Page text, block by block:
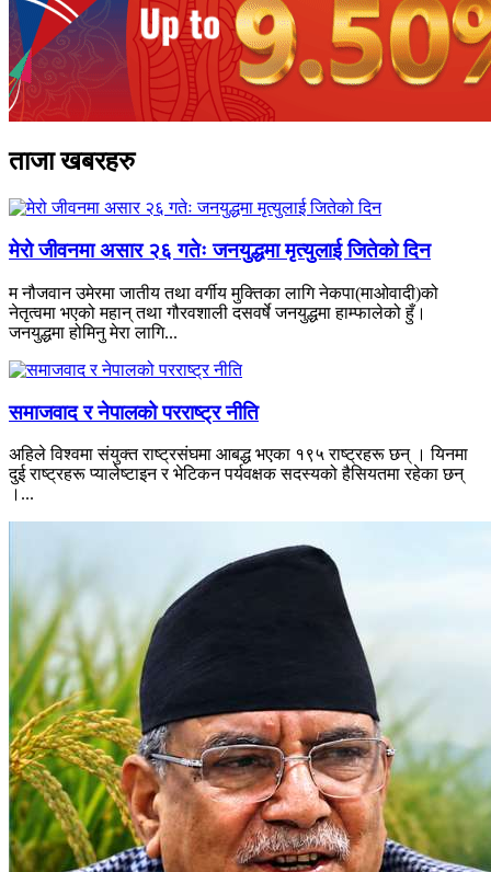
ताजा खबरहरु
मेरो जीवनमा असार २६ गतेः जनयुद्धमा मृत्युलाई जितेको दिन
म नौजवान उमेरमा जातीय तथा वर्गीय मुक्तिका लागि नेकपा(माओवादी)को
नेतृत्वमा भएको महान् तथा गौरवशाली दसवर्षे जनयुद्धमा हाम्फालेको हुँ।
जनयुद्धमा होमिनु मेरा लागि...
समाजवाद र नेपालको परराष्ट्र नीति
अहिले विश्वमा संयुक्त राष्ट्रसंघमा आबद्ध भएका १९५ राष्ट्रहरू छन् । यिनमा
दुई राष्ट्रहरू प्यालेष्टाइन र भेटिकन पर्यवक्षक सदस्यको हैसियतमा रहेका छन्
।...